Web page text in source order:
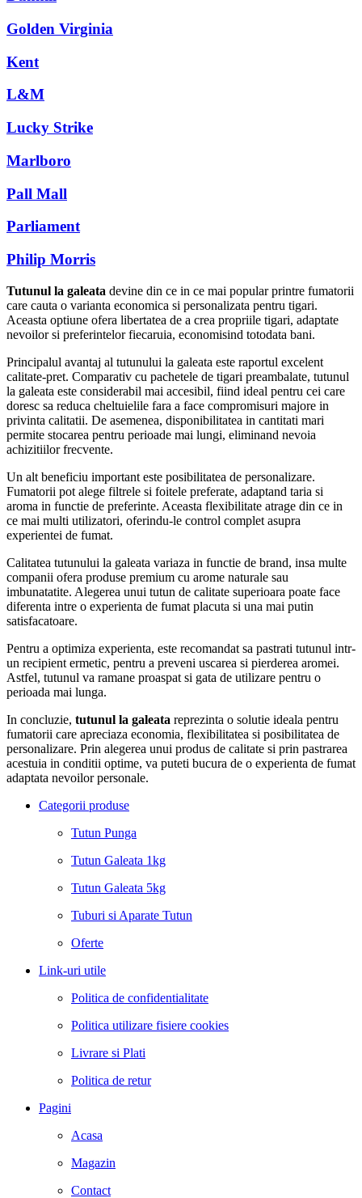
Golden Virginia
Kent
L&M
Lucky Strike
Marlboro
Pall Mall
Parliament
Philip Morris
Tutunul la galeata devine din ce in ce mai popular printre fumatorii
care cauta o varianta economica si personalizata pentru tigari.
Aceasta optiune ofera libertatea de a crea propriile tigari, adaptate
nevoilor si preferintelor fiecaruia, economisind totodata bani.
Principalul avantaj al tutunului la galeata este raportul excelent
calitate-pret. Comparativ cu pachetele de tigari preambalate, tutunul
la galeata este considerabil mai accesibil, fiind ideal pentru cei care
doresc sa reduca cheltuielile fara a face compromisuri majore in
privinta calitatii. De asemenea, disponibilitatea in cantitati mari
permite stocarea pentru perioade mai lungi, eliminand nevoia
achizitiilor frecvente.
Un alt beneficiu important este posibilitatea de personalizare.
Fumatorii pot alege filtrele si foitele preferate, adaptand taria si
aroma in functie de preferinte. Aceasta flexibilitate atrage din ce in
ce mai multi utilizatori, oferindu-le control complet asupra
experientei de fumat.
Calitatea tutunului la galeata variaza in functie de brand, insa multe
companii ofera produse premium cu arome naturale sau
imbunatatite. Alegerea unui tutun de calitate superioara poate face
diferenta intre o experienta de fumat placuta si una mai putin
satisfacatoare.
Pentru a optimiza experienta, este recomandat sa pastrati tutunul intr-
un recipient ermetic, pentru a preveni uscarea si pierderea aromei.
Astfel, tutunul va ramane proaspat si gata de utilizare pentru o
perioada mai lunga.
In concluzie, tutunul la galeata reprezinta o solutie ideala pentru
fumatorii care apreciaza economia, flexibilitatea si posibilitatea de
personalizare. Prin alegerea unui produs de calitate si prin pastrarea
acestuia in conditii optime, va puteti bucura de o experienta de fumat
adaptata nevoilor personale.
Categorii produse
Tutun Punga
Tutun Galeata 1kg
Tutun Galeata 5kg
Tuburi si Aparate Tutun
Oferte
Link-uri utile
Politica de confidentialitate
Politica utilizare fisiere cookies
Livrare si Plati
Politica de retur
Pagini
Acasa
Magazin
Contact